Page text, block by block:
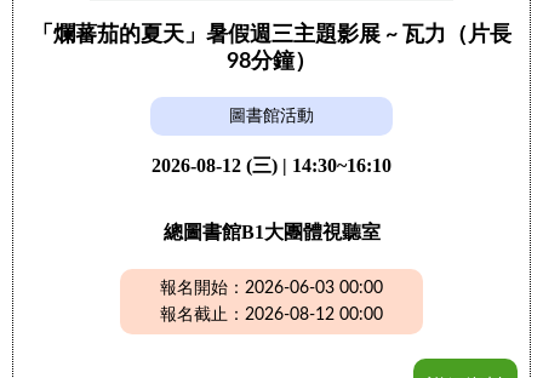
「爛蕃茄的夏天」暑假週三主題影展 ~ 瓦力（片長
98分鐘）
圖書館活動
2026-08-12 (三) | 14:30~16:10
總圖書館B1大團體視聽室
報名開始：2026-06-03 00:00
報名截止：2026-08-12 00:00